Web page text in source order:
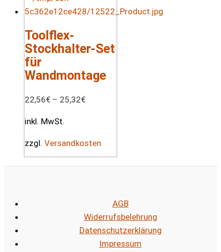
Toolflex-
Stockhalter-Set
für
Wandmontage
22,56€ – 25,32€
inkl. MwSt.
zzgl. Versandkosten
AGB
Widerrufsbelehrung
Datenschutzerklärung
Impressum